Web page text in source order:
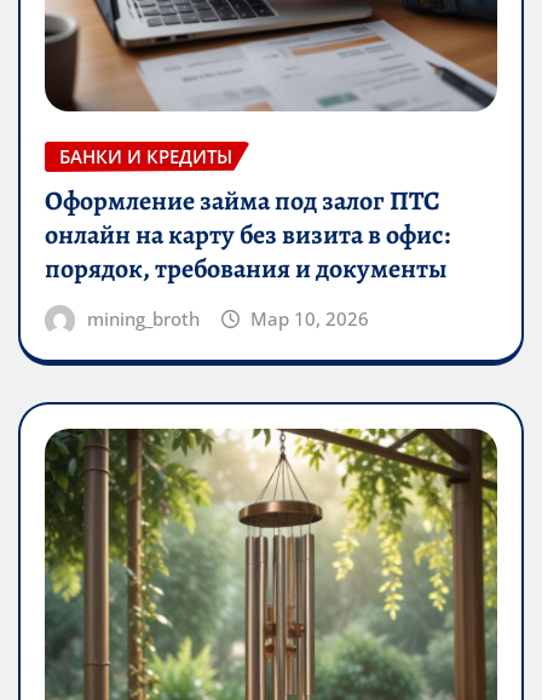
БАНКИ И КРЕДИТЫ
Оформление займа под залог ПТС
онлайн на карту без визита в офис:
порядок, требования и документы
mining_broth Мар 10, 2026